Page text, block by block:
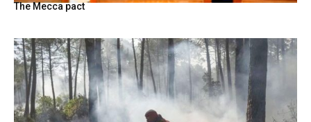
The Mecca pact